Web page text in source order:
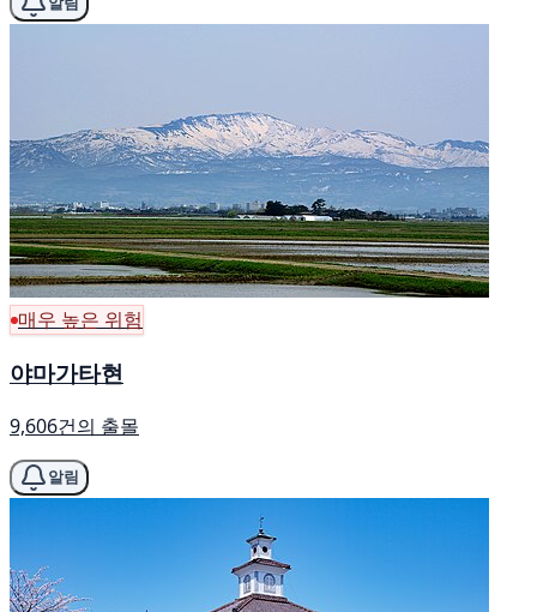
매우 높은 위험
야마가타현
9,606건의 출몰
알림